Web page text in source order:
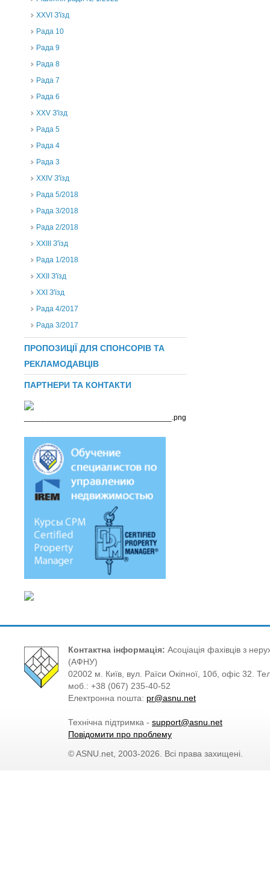
XXVI З'їзд
Рада 10
Рада 9
Рада 8
Рада 7
Рада 6
XXV З'їзд
Рада 5
Рада 4
Рада 3
ХХIV З'їзд
Рада 5/2018
Рада 3/2018
Рада 2/2018
XXIII З'їзд
Рада 1/2018
ХХІІ З'їзд
XXI З'їзд
Рада 4/2017
Рада 3/2017
ПРОПОЗИЦІЇ ДЛЯ СПОНСОРІВ ТА
РЕКЛАМОДАВЦІВ
ПАРТНЕРИ ТА КОНТАКТИ
Контактна інформація: Асоціація фахівців з
(АФНУ)
02002 м. Київ, вул. Раїси Окіпної, 10б, офіс 32.
моб.: +38 (067) 235-40-52
Електронна пошта: pr@asnu.net
Технічна підтримка - support@asnu.net
Повідомити про проблему
© ASNU.net, 2003-2026. Всі права захищені.